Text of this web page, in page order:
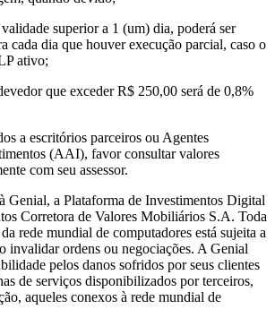
superior a 1 (um) dia, poderá ser
cada dia que houver execução parcial, caso o
ativo;
que exceder R$ 250,00 será de 0,8%
a escritórios parceiros ou Agentes
(AAI), favor consultar valores
com seu assessor.
Genial, a Plataforma de Investimentos Digital
Corretora de Valores Mobiliários S.A. Toda
rede mundial de computadores está sujeita a
invalidar ordens ou negociações. A Genial
pelos danos sofridos por seus clientes
de serviços disponibilizados por terceiros,
aqueles conexos à rede mundial de